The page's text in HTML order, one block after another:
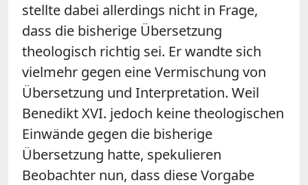
stellte dabei allerdings nicht in Frage,
dass die bisherige Übersetzung
theologisch richtig sei. Er wandte sich
vielmehr gegen eine Vermischung von
Übersetzung und Interpretation. Weil
Benedikt XVI. jedoch keine theologischen
Einwände gegen die bisherige
Übersetzung hatte, spekulieren
Beobachter nun, dass diese Vorgabe